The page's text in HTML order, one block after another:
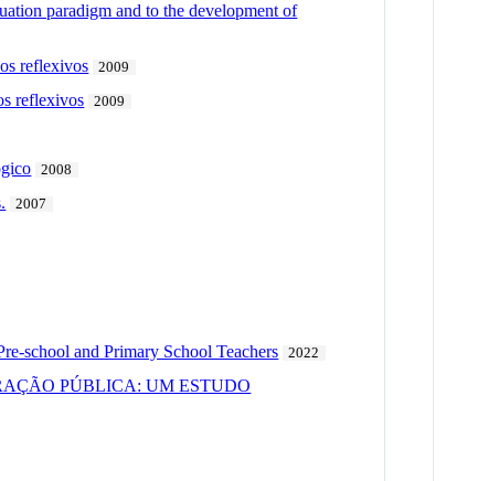
paradigm and to the development of
reflexivos 2009
reflexivos 2009
2008
2007
school and Primary School Teachers 2022
PÚBLICA: UM ESTUDO